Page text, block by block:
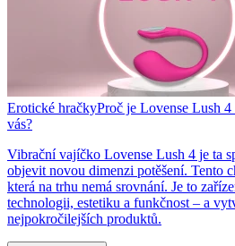
Erotické hračkyProč je Lovense Lush
vás?
Vibrační vajíčko Lovense Lush 4 je ta
objevit novou dimenzi potěšení. Tento
která na trhu nemá srovnání. Je to
technologii, estetiku a funkčnost – a
nejpokročilejších produktů.